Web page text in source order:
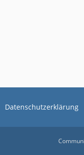
Datenschutzerklärung